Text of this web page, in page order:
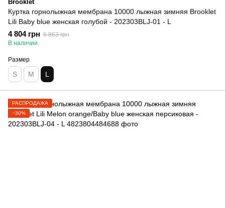
Brooklet
Куртка горнолыжная мембрана 10000 лыжная зимняя Brooklet
Lili Baby blue женская голубой - 202303BLJ-01 - L
4 804 грн 6 863 грн
В наличии
Размер
S M L
РАСПРОДАЖА
−30%